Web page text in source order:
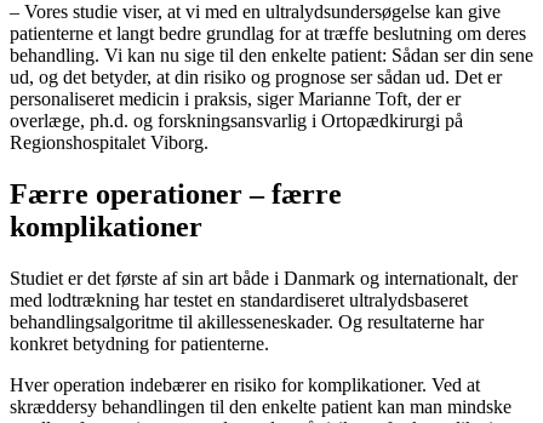
– Vores studie viser, at vi med en ultralydsundersøgelse kan give
patienterne et langt bedre grundlag for at træffe beslutning om deres
behandling. Vi kan nu sige til den enkelte patient: Sådan ser din sene
ud, og det betyder, at din risiko og prognose ser sådan ud. Det er
personaliseret medicin i praksis, siger Marianne Toft, der er
overlæge, ph.d. og forskningsansvarlig i Ortopædkirurgi på
Regionshospitalet Viborg.
Færre operationer – færre
komplikationer
Studiet er det første af sin art både i Danmark og internationalt, der
med lodtrækning har testet en standardiseret ultralydsbaseret
behandlingsalgoritme til akillesseneskader. Og resultaterne har
konkret betydning for patienterne.
Hver operation indebærer en risiko for komplikationer. Ved at
skræddersy behandlingen til den enkelte patient kan man mindske